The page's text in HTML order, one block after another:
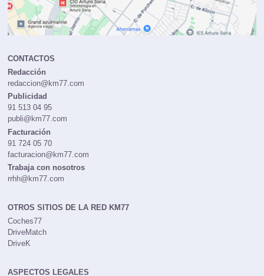
CONTACTOS
Redacción
redaccion@km77.com
Publicidad
91 513 04 95
publi@km77.com
Facturación
91 724 05 70
facturacion@km77.com
Trabaja con nosotros
OTROS SITIOS DE LA RED KM77
Coches77
DriveMatch